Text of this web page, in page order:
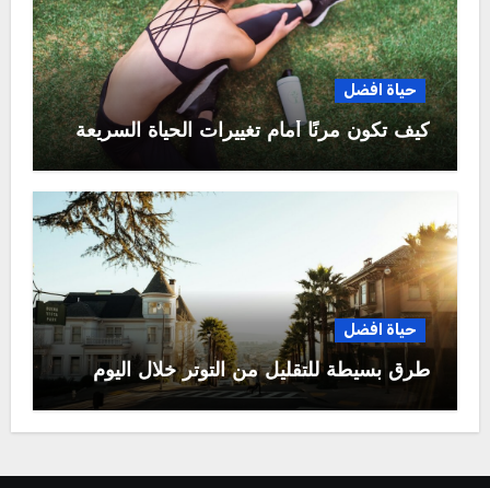
حياة افضل
كيف تكون مرنًا أمام تغييرات الحياة السريعة
حياة افضل
طرق بسيطة للتقليل من التوتر خلال اليوم